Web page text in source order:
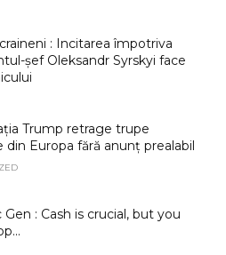
: Incitarea împotriva
șef Oleksandr Syrskyi face
Trump retrage trupe
din Europa fără anunț prealabil
Gen : Cash is crucial, but you